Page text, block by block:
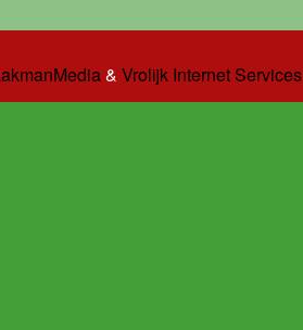
& Vrolijk Internet Services